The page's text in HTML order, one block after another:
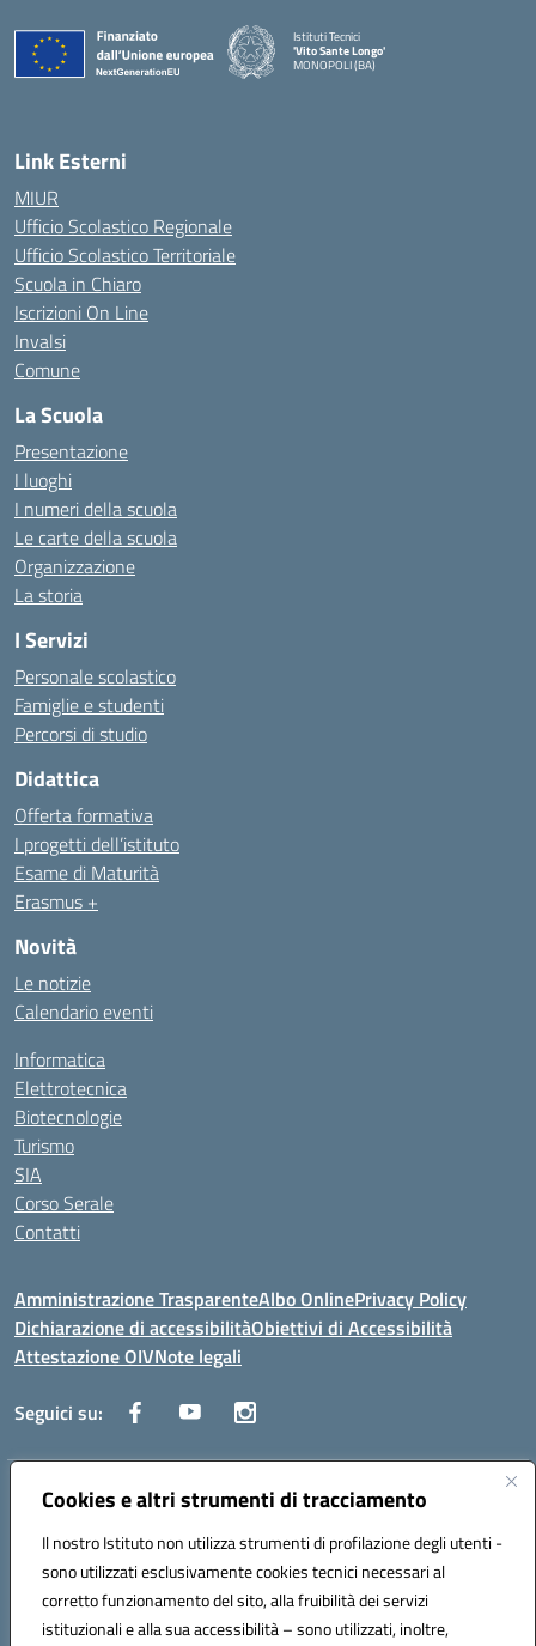
Cookies e altri strumenti di tracciamento
Il nostro Istituto non utilizza strumenti di profilazione degli utenti -
sono utilizzati esclusivamente cookies tecnici necessari al
corretto funzionamento del sito, alla fruibilità dei servizi
istituzionali e alla sua accessibilità – sono utilizzati, inoltre,
Istituti Tecnici
'Vito Sante Longo'
MONOPOLI (BA)
Link Esterni
MIUR
Ufficio Scolastico Regionale
Ufficio Scolastico Territoriale
Scuola in Chiaro
Iscrizioni On Line
Invalsi
Comune
La Scuola
Presentazione
I luoghi
I numeri della scuola
Le carte della scuola
Organizzazione
La storia
I Servizi
Personale scolastico
Famiglie e studenti
Percorsi di studio
Didattica
Offerta formativa
I progetti dell’istituto
Esame di Maturità
Erasmus +
Novità
Le notizie
Calendario eventi
Informatica
Elettrotecnica
Biotecnologie
Turismo
SIA
Corso Serale
Contatti
Amministrazione TrasparenteAlbo OnlinePrivacy Policy
Dichiarazione di accessibilitàObiettivi di Accessibilità
Attestazione OIVNote legali
Seguici su:
Indirizzo:Via Cesare Beccaria 70043 MONOPOLI (BA)
Posta elettronica certificata (PEC):batf26000r@pec.istruzione.it
Codice fiscale: 93491310723
Codice meccanografico:BATF26000R